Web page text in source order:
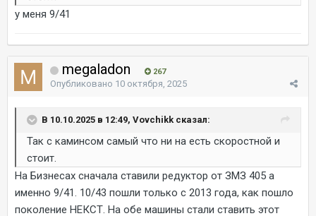
у меня 9/41
megaladon 267
Опубликовано 10 октября, 2025
В 10.10.2025 в 12:49, Vovchikk сказал:
Так с каминсом самый что ни на есть скоростной и
стоит.
На Бизнесах сначала ставили редуктор от ЗМЗ 405 а
именно 9/41. 10/43 пошли только с 2013 года, как пошло
поколение НЕКСТ. На обе машины стали ставить этот